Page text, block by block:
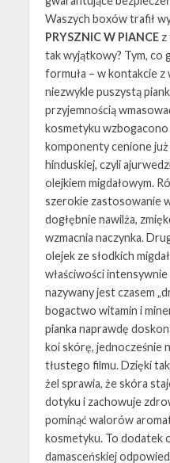
Waszych boxów trafił
PRYSZNIC W PIANCE z
tak wyjątkowy? Tym, co
formuła – w kontakcie z
niezwykle puszystą
przyjemnością
kosmetyku
komponenty cenione
hinduskiej, czyli
olejkiem migdałowym.
szerokie zastosowanie
dogłębnie nawilża,
wzmacnia naczynka.
olejek ze słodkich
właściwości
nazywany jest czasem
bogactwo witamin i
pianka naprawdę
koi skórę, jednocześnie
tłustego filmu. Dzięki
żel sprawia, że skóra
dotyku i zachowuje
pominąć walorów
kosmetyku. To dodatek
damasceńskiej